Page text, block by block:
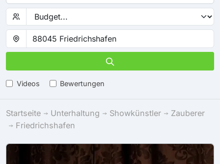
Videos Bewertungen
Startseite Unterhaltung Showkünstler
Zauberer
Friedrichshafen